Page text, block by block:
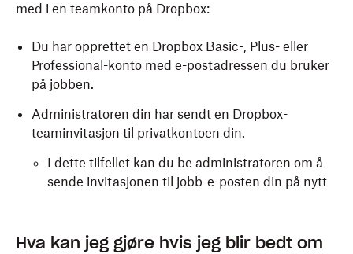
med i en teamkonto på Dropbox:
Du har opprettet en Dropbox Basic-, Plus- eller
Professional-konto med e-postadressen du bruker
på jobben.
Administratoren din har sendt en Dropbox-
teaminvitasjon til privatkontoen din.
I dette tilfellet kan du be administratoren om å
sende invitasjonen til jobb-e-posten din på nytt
Hva kan jeg gjøre hvis jeg blir bedt om